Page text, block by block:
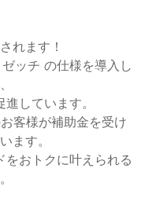
れます！
ッチ の仕様を導入し
しています。
客様が補助金を受け
ます。
をおトクに叶えられる